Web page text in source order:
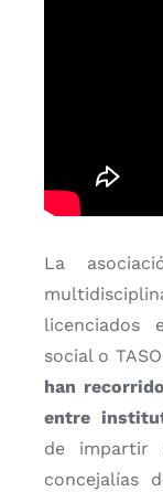
La
licenciados
social o
han
entre
de impartir
concejalías